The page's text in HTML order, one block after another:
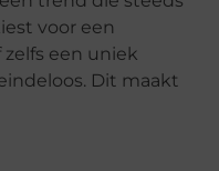
voor een
een uniek
Dit maakt